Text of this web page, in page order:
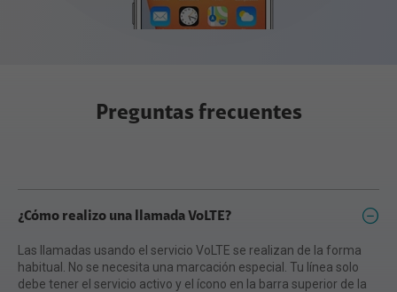
Preguntas frecuentes
¿Cómo realizo una llamada VoLTE?
Las llamadas usando el servicio VoLTE se realizan de la forma
habitual. No se necesita una marcación especial. Tu línea solo
debe tener el servicio activo y el ícono en la barra superior de la